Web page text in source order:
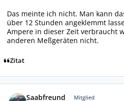
Das meinte ich nicht. Man kann
über 12 Stunden angeklemmt
Ampere in dieser Zeit verbraucht
anderen Meßgeräten nicht.
Zitat
Saabfreund Mitglied